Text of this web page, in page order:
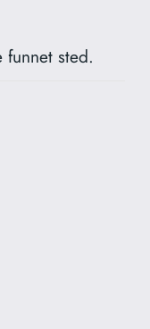
funnet sted.